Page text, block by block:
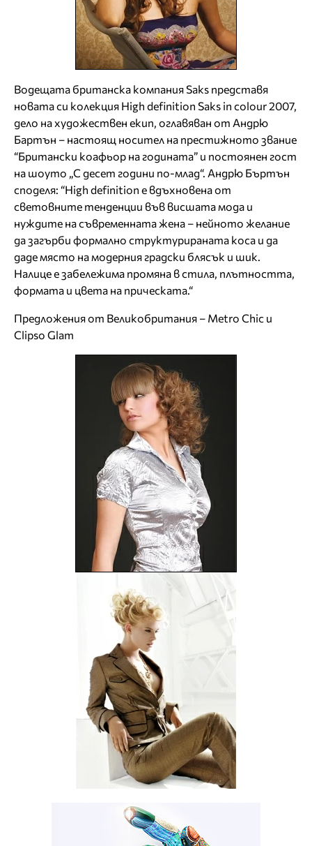
Водещата британска компания Saks представя
новата си колекция High definition Saks in colour 2007,
дело на художествен екип, оглавяван от Андрю
Бартън – настоящ носител на престижното звание
“Британски коафьор на годината” и постоянен гост
на шоуто „С десет години по-млад“. Андрю Бъртън
споделя: “High definition е вдъхновена от
световните тенденции във висшата мода и
нуждите на съвременната жена – нейното желание
да загърби формално структурираната коса и да
даде място на модерния градски блясък и шик.
Налице е забележима промяна в стила, плътността,
формата и цвета на прическата.“
Предложения от Великобритания – Metro Chic и
Clipso Glam